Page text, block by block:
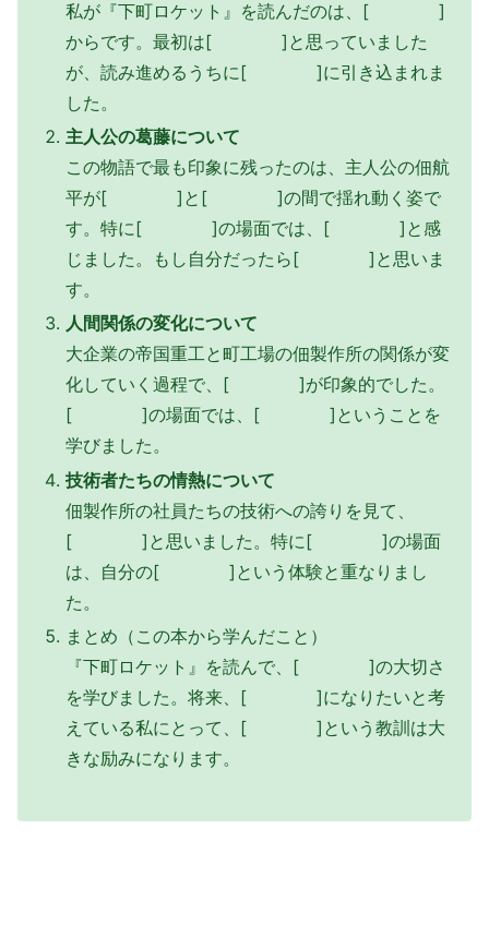
私が『下町ロケット』を読んだのは、[ ]
からです。最初は[ ]と思っていました
が、読み進めるうちに[ ]に引き込まれま
した。
主人公の葛藤について
この物語で最も印象に残ったのは、主人公の佃航
平が[ ]と[ ]の間で揺れ動く姿で
す。特に[ ]の場面では、[ ]と感
じました。もし自分だったら[ ]と思いま
す。
人間関係の変化について
大企業の帝国重工と町工場の佃製作所の関係が変
化していく過程で、[ ]が印象的でした。
[ ]の場面では、[ ]ということを
学びました。
技術者たちの情熱について
佃製作所の社員たちの技術への誇りを見て、
[ ]と思いました。特に[ ]の場面
は、自分の[ ]という体験と重なりまし
た。
まとめ（この本から学んだこと）
『下町ロケット』を読んで、[ ]の大切さ
を学びました。将来、[ ]になりたいと考
えている私にとって、[ ]という教訓は大
きな励みになります。